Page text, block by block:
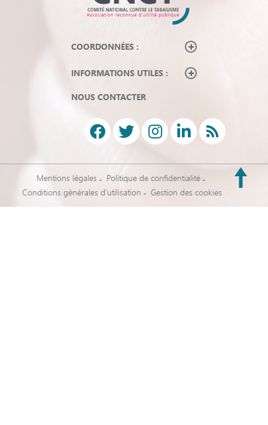
COORDONNÉES :
INFORMATIONS UTILES :
NOUS CONTACTER
Mentions légales
Politique de confidentialité
Conditions générales d’utilisation
Gestion des cookies